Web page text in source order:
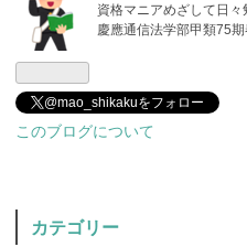
資格マニアめざして日々
慶應通信法学部甲類75
@mao_shikakuをフォロー
このブログについて
カテゴリー